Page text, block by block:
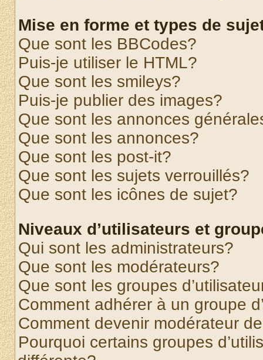
Mise en forme et types de
Que sont les BBCodes?
Puis-je utiliser le HTML?
Que sont les smileys?
Puis-je publier des images?
Que sont les annonces
Que sont les annonces?
Que sont les post-it?
Que sont les sujets verrouillés?
Que sont les icônes de sujet?
Niveaux d’utilisateurs et
Qui sont les administrateurs?
Que sont les modérateurs?
Que sont les groupes
Comment adhérer à un groupe
Comment devenir modérateur
Pourquoi certains groupes